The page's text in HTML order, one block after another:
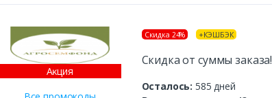
Аĸция
Скидка 24% +КЭШБЭК
Скидка от суммы заказа!
Осталось: 585 дней